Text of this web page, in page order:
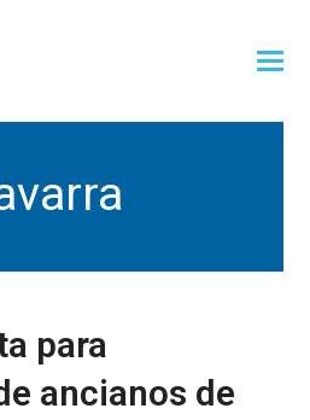
para
ancianos de